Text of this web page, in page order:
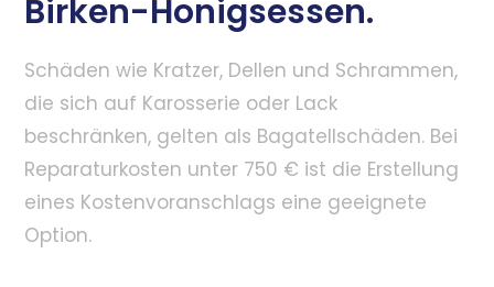
Birken-Honigsessen.
Schäden wie Kratzer, Dellen und Schrammen,
die sich auf Karosserie oder Lack
beschränken, gelten als Bagatellschäden. Bei
Reparaturkosten unter 750 € ist die Erstellung
eines Kostenvoranschlags eine geeignete
Option.